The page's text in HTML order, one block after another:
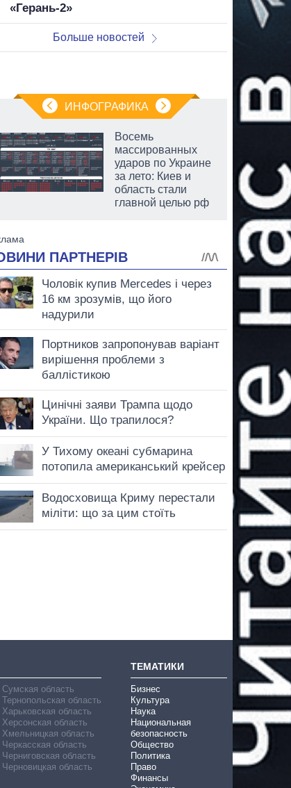
«Герань-2»
Больше новостей
ИНФОГРАФИКА
Восемь
массированных
ударов по Украине
за лето: Киев и
область стали
главной целью рф
Сумская область
Тернопольская область
Харьковская область
Херсонская область
Хмельницкая область
Черкасская область
Черниговская область
Черновицкая область
ТЕМАТИКИ
Бизнес
Культура
Наука
Национальная
безопасность
Общество
Политика
Право
Финансы